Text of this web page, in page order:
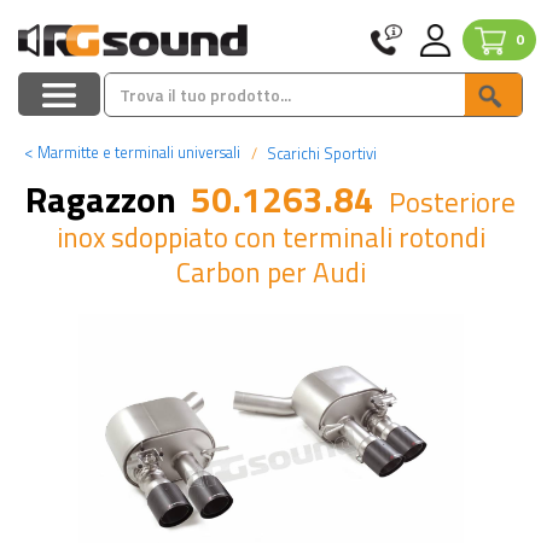
0
< Marmitte e terminali universali Scarichi Sportivi
Ragazzon 50.1263.84 Posteriore
inox sdoppiato con terminali rotondi
Carbon per Audi